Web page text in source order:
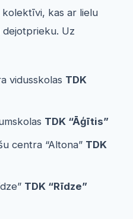
kas ar lielu
dejotprieku. Uz
vidusskolas TDK
TDK “Āģītis”
centra “Altona” TDK
TDK “Rīdze”